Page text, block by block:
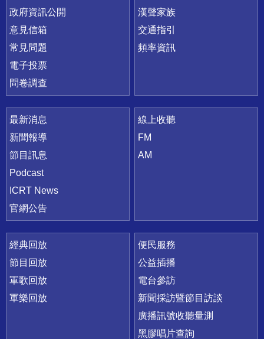
政府資訊公開
意見信箱
常見問題
電子投票
問卷調查
漢聲家族
交通指引
頻率資訊
最新消息
新聞報導
節目訊息
Podcast
ICRT News
官網公告
線上收聽
FM
AM
經典回放
節目回放
軍歌回放
軍樂回放
便民服務
公益插播
電台參訪
新聞採訪暨節目訪談
廣播訊號收聽量測
黑膠唱片查詢